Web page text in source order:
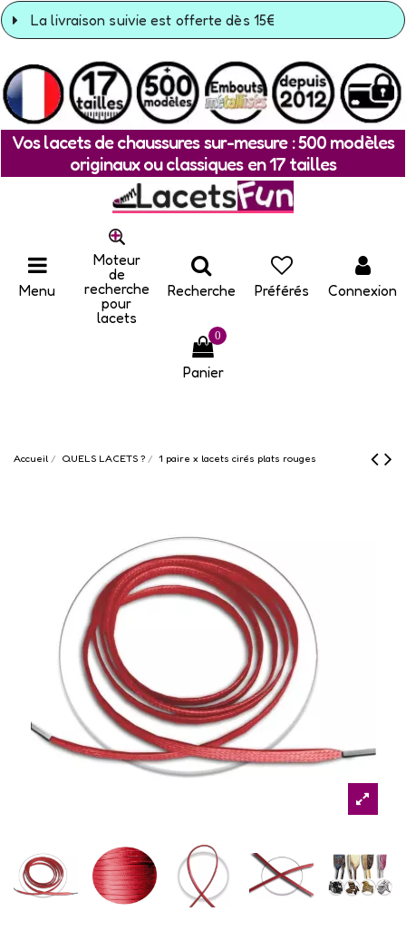
La livraison suivie est offerte dès 15€
Vos lacets de chaussures sur-mesure : 500 modèles
originaux ou classiques en 17 tailles
Menu
Moteur
de
recherche
pour
lacets
Recherche Préférés Connexion
0
Panier
Accueil QUELS LACETS ? 1 paire x lacets cirés plats rouges